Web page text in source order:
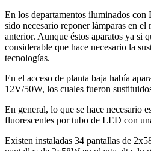
En los departamentos iluminados
sido necesario reponer lámparas en
anterior. Aunque éstos aparatos ya si
considerable que hace necesario la
tecnologías.
En el acceso de planta baja había
12V/50W, los cuales fueron
En general, lo que se hace necesario
fluorescentes por tubo de LED con
Existen instaladas 34 pantallas de